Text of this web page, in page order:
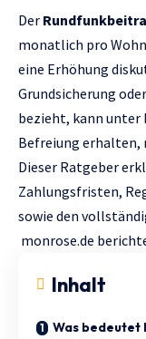
Der
monatlich pro
eine Erhöhung
Grundsicherung
bezieht, kann unter
Befreiung erhalten,
Dieser Ratgeber
Zahlungsfristen,
sowie den
monrose.de
Inhalt
Was bedeutet